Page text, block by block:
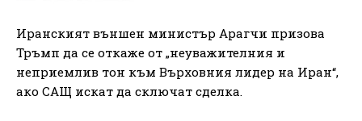
Иранският външен министър Арагчи призова
Тръмп да се откаже от „неуважителния и
неприемлив тон към Върховния лидер на Иран“,
ако САЩ искат да сключат сделка.